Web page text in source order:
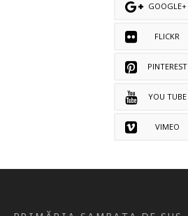
GOOGLE+
FLICKR
PINTEREST
YOU TUBE
VIMEO